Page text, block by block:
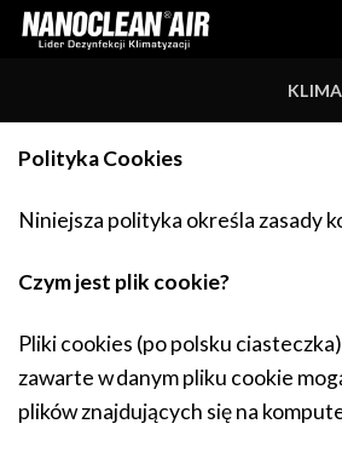
Skip
Polityka Cookies
Niniejsza polityka określa zasady
Czym jest plik cookie?
Pliki cookies (po polsku
zawarte w danym pliku cookie
plików znajdujących się na